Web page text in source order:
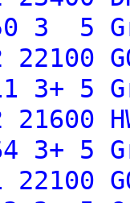
3 5
22100
3+ 5
3+ 5
22100